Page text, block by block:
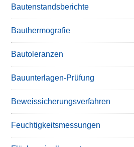
Bautenstandsberichte
Bauthermografie
Bautoleranzen
Bauunterlagen-Prüfung
Beweissicherungsverfahren
Feuchtigkeitsmessungen